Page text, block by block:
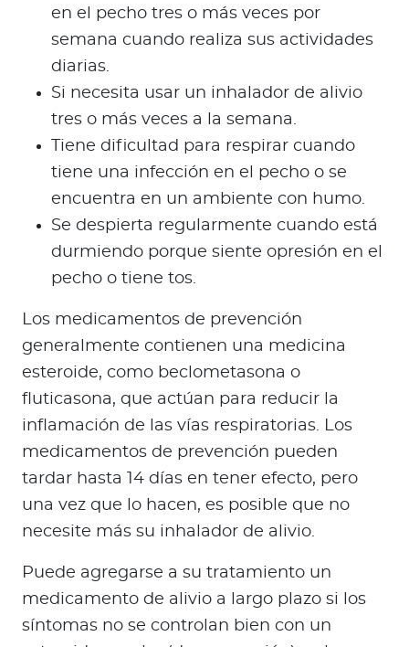
en el pecho tres o más veces por
semana cuando realiza sus actividades
diarias.
Si necesita usar un inhalador de alivio
tres o más veces a la semana.
Tiene dificultad para respirar cuando
tiene una infección en el pecho o se
encuentra en un ambiente con humo.
Se despierta regularmente cuando está
durmiendo porque siente opresión en el
pecho o tiene tos.
Los medicamentos de prevención
generalmente contienen una medicina
esteroide, como beclometasona o
fluticasona, que actúan para reducir la
inflamación de las vías respiratorias. Los
medicamentos de prevención pueden
tardar hasta 14 días en tener efecto, pero
una vez que lo hacen, es posible que no
necesite más su inhalador de alivio.
Puede agregarse a su tratamiento un
medicamento de alivio a largo plazo si los
síntomas no se controlan bien con un